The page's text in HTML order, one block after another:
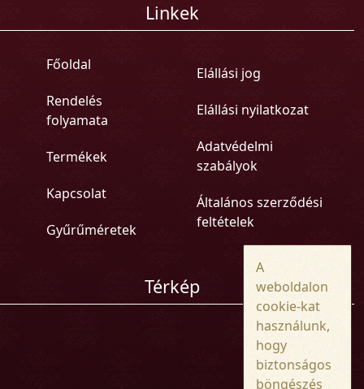
Linkek
Főoldal
Rendelés
folyamata
Termékek
Kapcsolat
Gyűrűméretek
Elállási jog
Elállási nyilatkozat
Adatvédelmi
szabályok
Általános szerződési
feltételek
Térkép
A
weboldalon
cookie-kat
használunk,
hogy
biztonságos
böngészés